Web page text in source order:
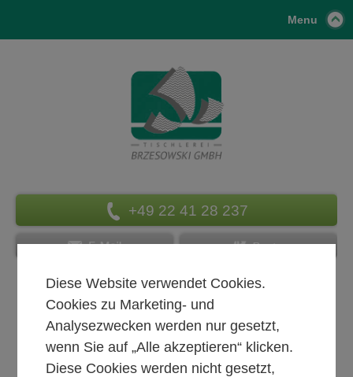
Menu
+49 22 41 28 237
Diese Website verwendet Cookies.
Cookies zu Marketing- und
Analysezwecken werden nur gesetzt,
wenn Sie auf „Alle akzeptieren“ klicken.
Diese Cookies werden nicht gesetzt,